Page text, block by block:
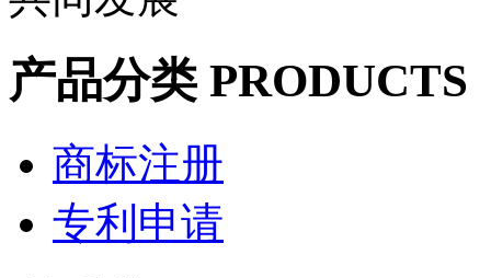
产品分类 PRODUCTS
商标注册
专利申请